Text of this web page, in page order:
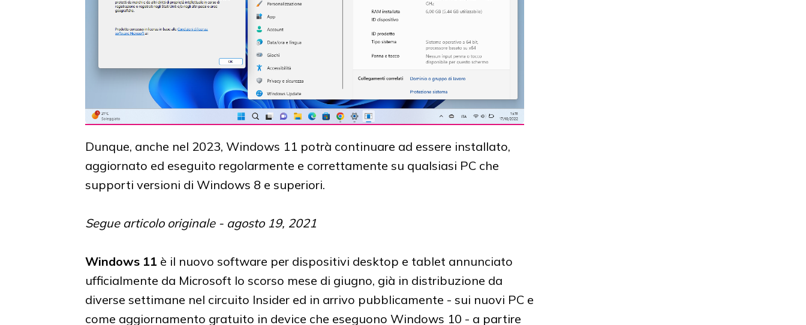
Dunque, anche nel 2023, Windows 11 potrà continuare ad essere installato,
aggiornato ed eseguito regolarmente e correttamente su qualsiasi PC che
supporti versioni di Windows 8 e superiori.
Segue articolo originale - agosto 19, 2021
Windows 11 è il nuovo software per dispositivi desktop e tablet annunciato
ufficialmente da Microsoft lo scorso mese di giugno, già in distribuzione da
diverse settimane nel circuito Insider ed in arrivo pubblicamente - sui nuovi PC e
come aggiornamento gratuito in device che eseguono Windows 10 - a partire